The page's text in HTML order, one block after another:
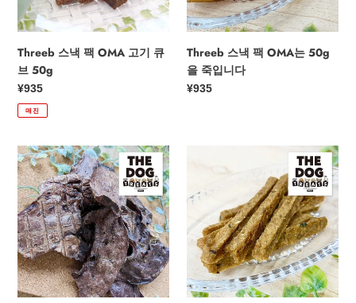
큐
브
50g
Threeb 스낵 팩 OMA 고기 큐
브 50g
정
가
¥935
매진
을
죽
입
니
다
Threeb 스낵 팩 OMA는 50g
을 죽입니다
정
¥935
Threeb
스
낵
팩
대
형/Komakani
슬
라
이
팩
큰
흰
물
고
기